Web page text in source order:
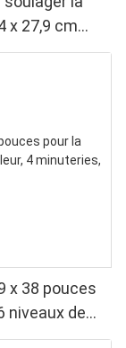
x 27,9 cm
bleue
x 38 pouces
niveaux de